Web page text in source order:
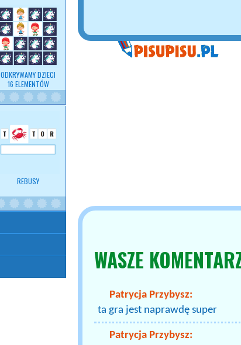
WASZE
Patrycja Przybysz:
ta gra jest naprawdę super
Patrycja Przybysz:
ODKRYWAMY DZIECI
16 ELEMENTÓW
REBUSY